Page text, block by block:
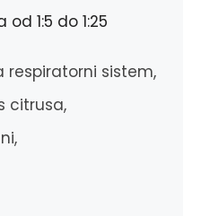
1:5 do 1:25
respiratorni sistem,
citrusa,